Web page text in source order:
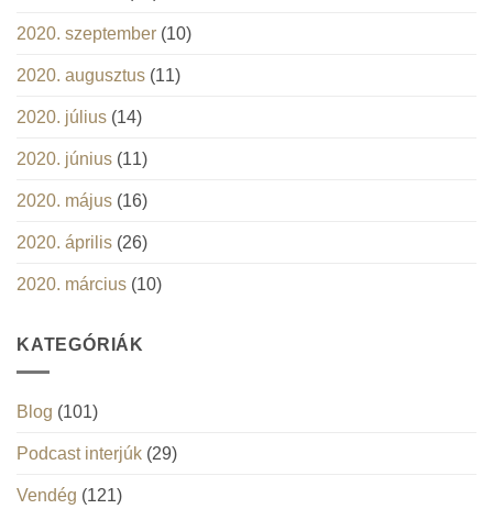
2020. szeptember (10)
2020. augusztus (11)
2020. július (14)
2020. június (11)
2020. május (16)
2020. április (26)
2020. március (10)
KATEGÓRIÁK
Blog (101)
Podcast interjúk (29)
Vendég (121)